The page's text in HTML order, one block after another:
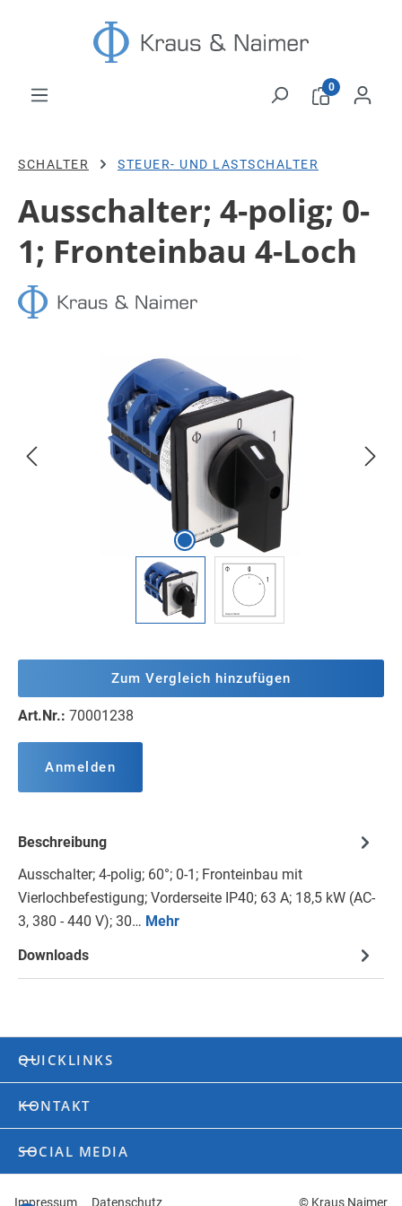
Zum Hauptinhalt springen
0
SCHALTER STEUER- UND LASTSCHALTER
Ausschalter; 4-polig; 0-
1; Fronteinbau 4-Loch
Bildergalerie überspringen
Zum Vergleich hinzufügen
Art.Nr.: 70001238
Anmelden
Beschreibung
Ausschalter; 4-polig; 60°; 0-1; Fronteinbau mit
Vierlochbefestigung; Vorderseite IP40; 63 A; 18,5 kW (AC-
3, 380 - 440 V); 30… Mehr
Downloads
QUICKLINKS
KONTAKT
SOCIAL MEDIA
Impressum Datenschutz © Kraus Naimer